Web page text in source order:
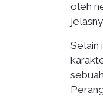
oleh
Selain